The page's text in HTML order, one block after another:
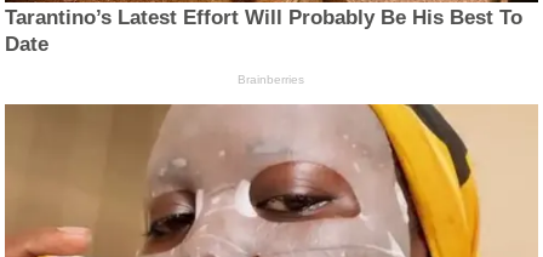
Tarantino’s Latest Effort Will Probably Be His Best To
Date
Brainberries